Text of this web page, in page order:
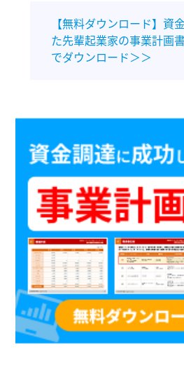
【無料ダウンロード】資
た先輩起業家の事業計画
でダウンロード＞＞